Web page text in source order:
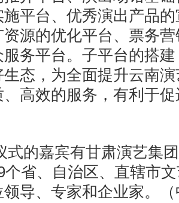
平台、优秀演出产品
源的优化平台、票务
务平台。子平台的搭
态，为全面提升云南
高效的服务，有利于
式的嘉宾有甘肃演艺集
个省、自治区、直辖市
导、专家和企业家。